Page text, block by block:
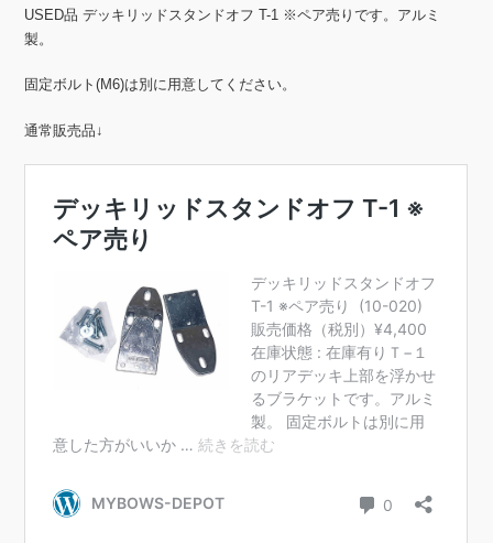
USED品 デッキリッドスタンドオフ T-1 ※ペア売りです。アルミ
製。
固定ボルト(M6)は別に用意してください。
通常販売品↓